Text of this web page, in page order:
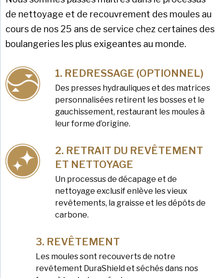
de nettoyage et de recouvrement des moules au
cours de nos 25 ans de service chez certaines des
boulangeries les plus exigeantes au monde.
REDRESSAGE (OPTIONNEL)
Des presses hydrauliques et des matrices
personnalisées retirent les bosses et le
gauchissement, restaurant les moules à
leur forme d’origine.
RETRAIT DU REVÊTEMENT
ET NETTOYAGE
Un processus de décapage et de
nettoyage exclusif enlève les vieux
revêtements, la graisse et les dépôts de
carbone.
REVÊTEMENT
Les moules sont recouverts de notre
revêtement DuraShield et séchés dans nos